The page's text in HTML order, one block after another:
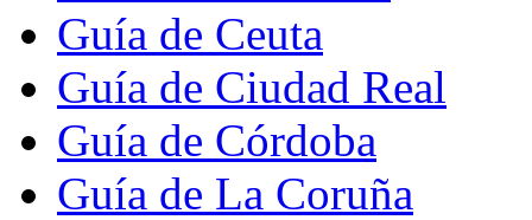
Guía de Ceuta
Guía de Ciudad Real
Guía de Córdoba
Guía de La Coruña